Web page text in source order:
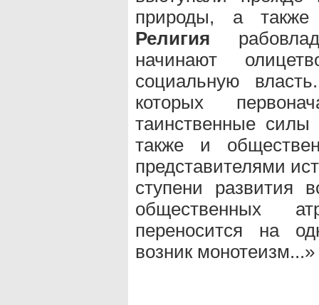
природы, а также
Религия
начинают
социальную
которых
таинственные
также и
представителями
ступени развития
общественных
переносится на
возник